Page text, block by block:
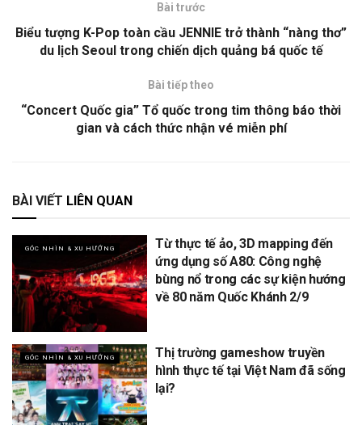
Bài trước
Biểu tượng K-Pop toàn cầu JENNIE trở thành “nàng thơ”
du lịch Seoul trong chiến dịch quảng bá quốc tế
Bài tiếp theo
“Concert Quốc gia” Tổ quốc trong tim thông báo thời
gian và cách thức nhận vé miễn phí
BÀI VIẾT LIÊN QUAN
GÓC NHÌN & XU HƯỚNG
Từ thực tế ảo, 3D mapping đến
ứng dụng số A80: Công nghệ
bùng nổ trong các sự kiện hướng
về 80 năm Quốc Khánh 2/9
GÓC NHÌN & XU HƯỚNG
Thị trường gameshow truyền
hình thực tế tại Việt Nam đã sống
lại?